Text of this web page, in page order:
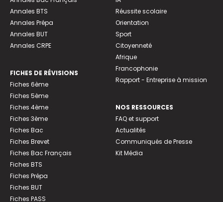
Annales BTS
Annales Prépa
Annales BUT
Annales CRPE
FICHES DE RÉVISIONS
Fiches 6ème
Fiches 5ème
Fiches 4ème
Fiches 3ème
Fiches Bac
Fiches Brevet
Fiches Bac Français
Fiches BTS
Fiches Prépa
Fiches BUT
Fiches PASS
Réussite scolaire
Orientation
Sport
Citoyenneté
Afrique
Francophonie
Rapport - Entreprise à mission
NOS RESSOURCES
FAQ et support
Actualités
Communiqués de Presse
Kit Média